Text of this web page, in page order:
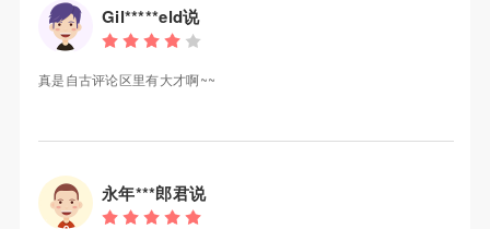
Gil*****eld说
真是自古评论区里有大才啊~~
永年***郎君说